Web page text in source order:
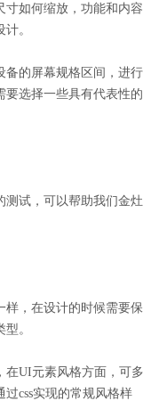
寸如何缩放，功能和内容
。
的屏幕规格区间，进行
要选择一些具有代表性的
试，可以帮助我们金灶
，在设计的时候需要保
。
UI元素风格方面，可多
css实现的常规风格样